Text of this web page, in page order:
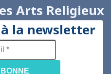
Arts Religieux
la newsletter
adresse
e-
mail
*